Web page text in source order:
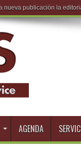
AGENDA